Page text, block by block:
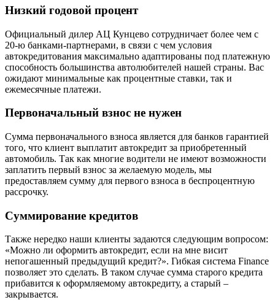
Низкий годовой процент
Официальный дилер АЦ Кунцево сотрудничает более чем с
20-ю банками-партнерами, в связи с чем условия
автокредитования максимально адаптированы под платежную
способность большинства автолюбителей нашей страны. Вас
ожидают минимальные как процентные ставки, так и
ежемесячные платежи.
Первоначальный взнос не нужен
Сумма первоначального взноса является для банков гарантией
того, что клиент выплатит автокредит за приобретенный
автомобиль. Так как многие водители не имеют возможности
заплатить первый взнос за желаемую модель, мы
предоставляем сумму для первого взноса в беспроцентную
рассрочку.
Суммирование кредитов
Также нередко наши клиенты задаются следующим вопросом:
«Можно ли оформить автокредит, если на мне висит
непогашенный предыдущий кредит?». Гибкая система Finance
позволяет это сделать. В таком случае сумма старого кредита
прибавится к оформляемому автокредиту, а старый –
закрывается.